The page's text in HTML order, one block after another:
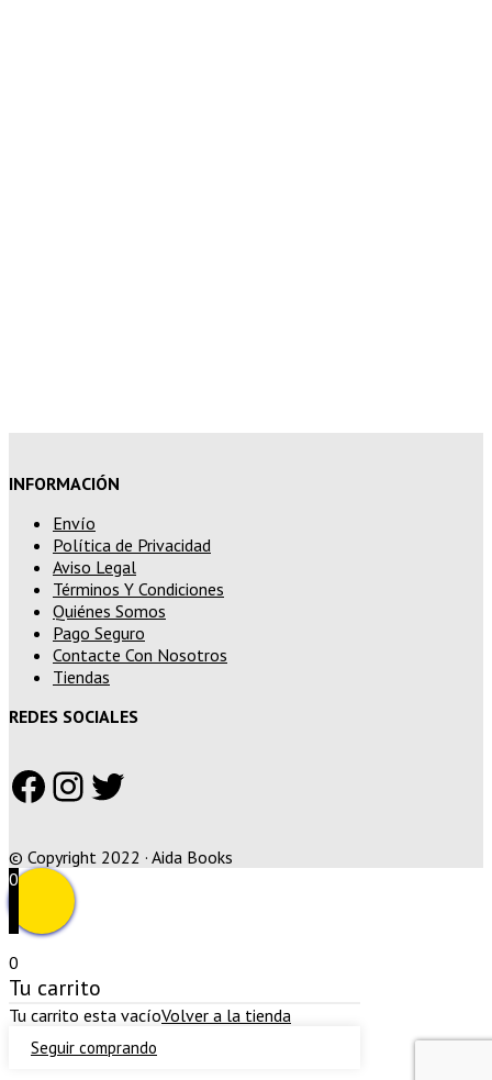
INFORMACIÓN
Envío
Política de Privacidad
Aviso Legal
Términos Y Condiciones
Quiénes Somos
Pago Seguro
Contacte Con Nosotros
Tiendas
REDES SOCIALES
Facebook
Instagram
Twitter
© Copyright 2022 · Aida Books
0
0
Tu carrito
Tu carrito esta vacíoVolver a la tienda
Seguir comprando